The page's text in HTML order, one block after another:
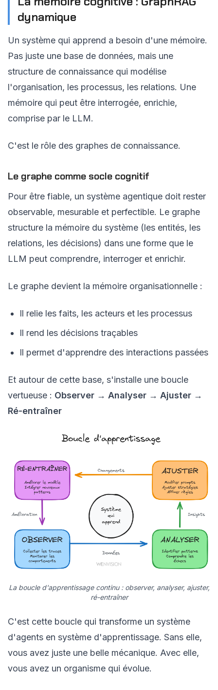
dynamique
Un système qui apprend a besoin d'une mémoire.
Pas juste une base de données, mais une
structure de connaissance qui modélise
l'organisation, les processus, les relations. Une
mémoire qui peut être interrogée, enrichie,
comprise par le LLM.
C'est le rôle des graphes de connaissance.
Le graphe comme socle cognitif
Pour être fiable, un système agentique doit rester
observable, mesurable et perfectible. Le graphe
structure la mémoire du système (les entités, les
relations, les décisions) dans une forme que le
LLM peut comprendre, interroger et enrichir.
Le graphe devient la mémoire organisationnelle :
Il relie les faits, les acteurs et les processus
Il rend les décisions traçables
Il permet d'apprendre des interactions passées
Et autour de cette base, s'installe une boucle
vertueuse : Observer → Analyser → Ajuster →
Ré-entraîner
La boucle d'apprentissage continu : observer, analyser, ajuster,
ré-entraîner
C'est cette boucle qui transforme un système
d'agents en système d'apprentissage. Sans elle,
vous avez juste une belle mécanique. Avec elle,
vous avez un organisme qui évolue.